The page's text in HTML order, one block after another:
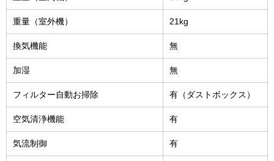
重量（室外機） 21kg
換気機能 無
加湿 無
フィルター自動お掃除 有（ダストボックス）
空気清浄機能 有
気流制御 有